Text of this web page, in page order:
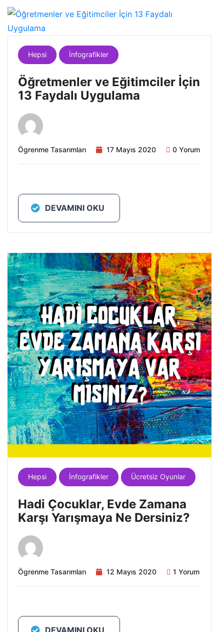
Hepsi İnfografikler
Öğretmenler ve Eğitimciler İçin
13 Faydalı Uygulama
Ögrenme Tasarımları 17 Mayıs 2020 0 Yorum
DEVAMINI OKU
Hepsi İnfografikler Ücretsiz Oyunlar
Hadi Çocuklar, Evde Zamana
Karşı Yarışmaya Ne Dersiniz?
Ögrenme Tasarımları 12 Mayıs 2020 1 Yorum
DEVAMINI OKU